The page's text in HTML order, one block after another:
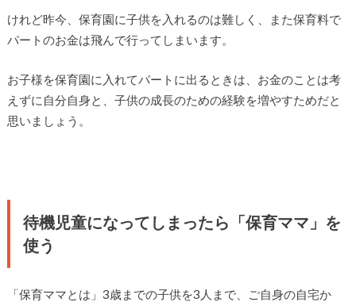
けれど昨今、保育園に子供を入れるのは難しく、また保育料で
パートのお金は飛んで行ってしまいます。
お子様を保育園に入れてパートに出るときは、お金のことは考
えずに自分自身と、子供の成長のための経験を増やすためだと
思いましょう。
待機児童になってしまったら「保育ママ」を
使う
「保育ママとは」3歳までの子供を3人まで、ご自身の自宅か